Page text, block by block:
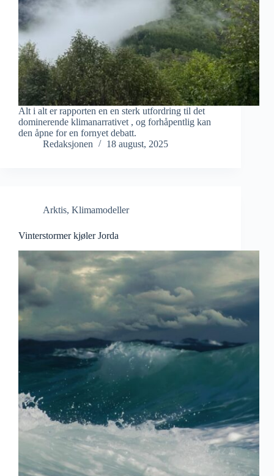
Alt i alt er rapporten en en sterk utfordring til det
dominerende klimanarrativet , og forhåpentlig kan
den åpne for en fornyet debatt.
Redaksjonen
18 august, 2025
Arktis, Klimamodeller
Vinterstormer kjøler Jorda